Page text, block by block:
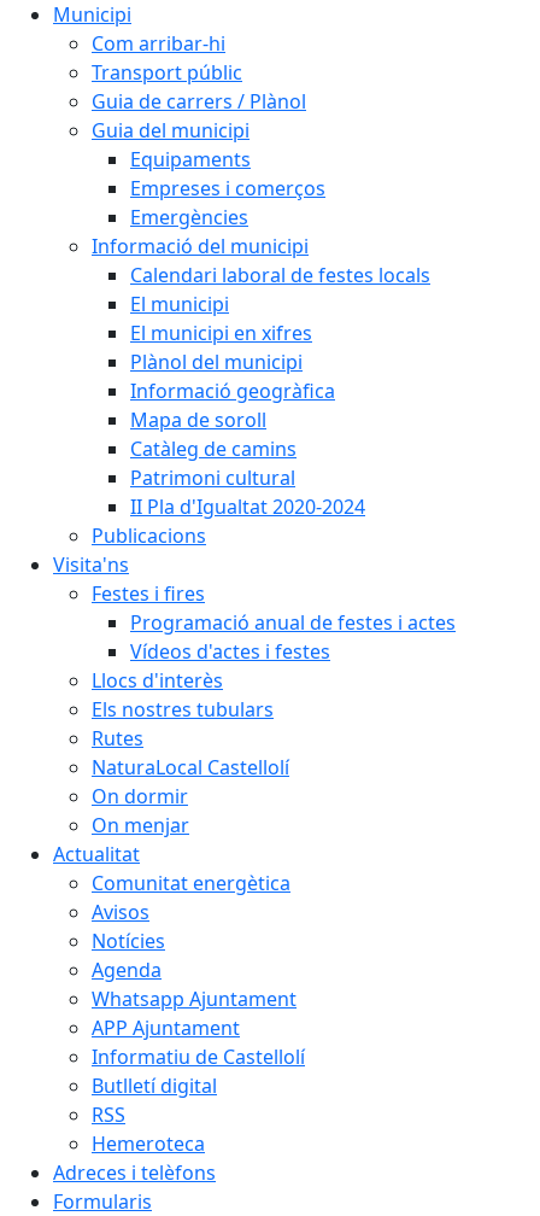
Municipi
Com arribar-hi
Transport públic
Guia de carrers / Plànol
Guia del municipi
Equipaments
Empreses i comerços
Emergències
Informació del municipi
Calendari laboral de festes locals
El municipi
El municipi en xifres
Plànol del municipi
Informació geogràfica
Mapa de soroll
Catàleg de camins
Patrimoni cultural
II Pla d'Igualtat 2020-2024
Publicacions
Visita'ns
Festes i fires
Programació anual de festes i actes
Vídeos d'actes i festes
Llocs d'interès
Els nostres tubulars
Rutes
NaturaLocal Castellolí
On dormir
On menjar
Actualitat
Comunitat energètica
Avisos
Notícies
Agenda
Whatsapp Ajuntament
APP Ajuntament
Informatiu de Castellolí
Butlletí digital
RSS
Hemeroteca
Adreces i telèfons
Formularis